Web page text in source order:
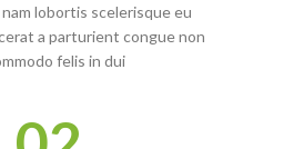
lobortis scelerisque eu
a parturient congue non
felis in dui